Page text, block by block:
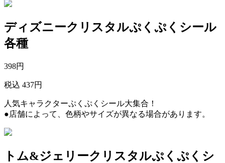
ディズニークリスタルぷくぷくシール
各種
398円
税込 437円
人気キャラクターぷくぷくシール大集合！
●店舗によって、色柄やサイズが異なる場合があります。
トム&ジェリークリスタルぷくぷくシ